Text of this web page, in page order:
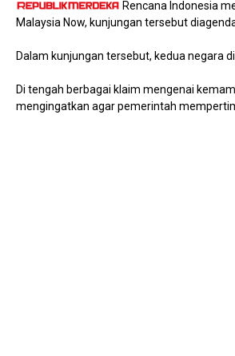
Rencana Indonesia
Malaysia Now, kunjungan tersebut
Dalam kunjungan tersebut, kedua negara
Di tengah berbagai klaim mengenai
mengingatkan agar pemerintah